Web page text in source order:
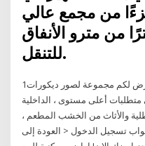
من مجمع عالي
على بعد 50 مترًا من مترو الأنفاق
للتنقل.
1‏‏/6‏‏/1442 بعد الهجرة اليوم اردنا ان نعرض لكم مجموعة لصور ديكورات
متطلبات أعلى مستوى ، الداخلية
والأثاث من الخشب المطعم ،
تسجيل الدخول < العودة إلى